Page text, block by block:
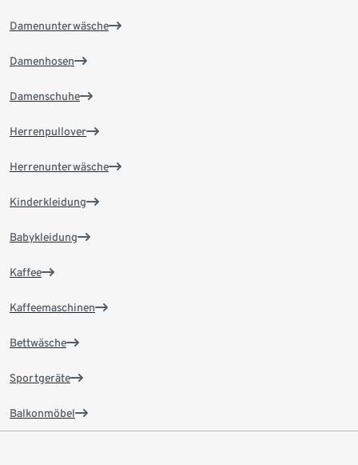
Damenunterwäsche
Damenhosen
Damenschuhe
Herrenpullover
Herrenunterwäsche
Kinderkleidung
Babykleidung
Kaffee
Kaffeemaschinen
Bettwäsche
Sportgeräte
Balkonmöbel